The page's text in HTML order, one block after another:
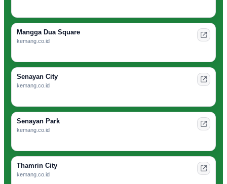
Mangga Dua Square
kemang.co.id
Senayan City
kemang.co.id
Senayan Park
kemang.co.id
Thamrin City
kemang.co.id